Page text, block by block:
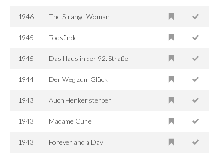
1946 The Strange Woman
1945 Todsünde
1945 Das Haus in der 92. Straße
1944 Der Weg zum Glück
1943 Auch Henker sterben
1943 Madame Curie
1943 Forever and a Day